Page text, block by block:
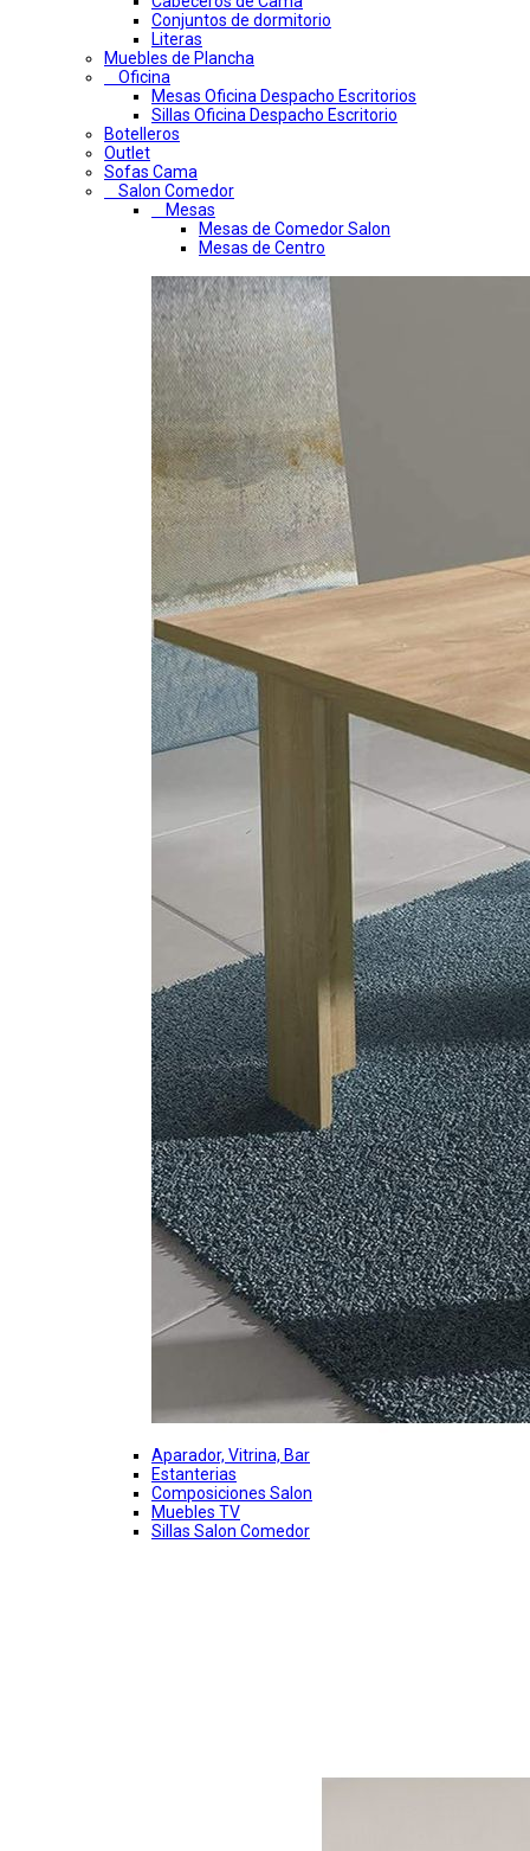
Conjuntos de dormitorio
Literas
Muebles de Plancha
Oficina
Mesas Oficina Despacho Escritorios
Sillas Oficina Despacho Escritorio
Botelleros
Outlet
Sofas Cama
Salon Comedor
Mesas
Mesas de Comedor Salon
Mesas de Centro
Aparador, Vitrina, Bar
Estanterias
Composiciones Salon
Muebles TV
Sillas Salon Comedor